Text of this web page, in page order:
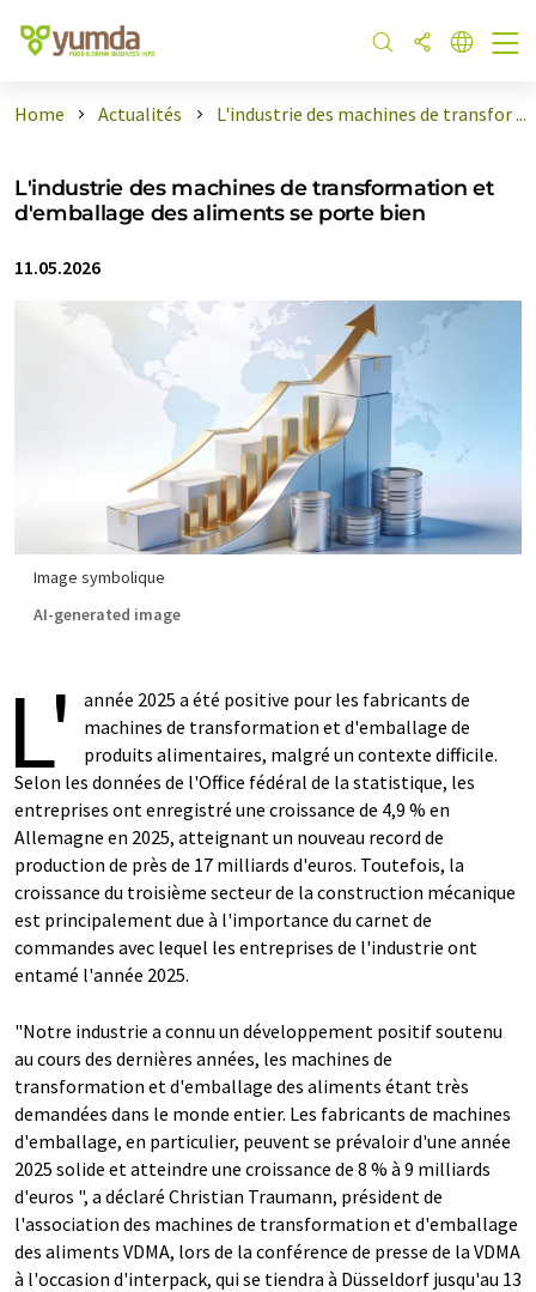
Home Actualités L'industrie des machines de transfor ...
L'industrie des machines de transformation et
d'emballage des aliments se porte bien
11.05.2026
Image symbolique
AI-generated image
L'
année 2025 a été positive pour les fabricants de
machines de transformation et d'emballage de
produits alimentaires, malgré un contexte difficile.
Selon les données de l'Office fédéral de la statistique, les
entreprises ont enregistré une croissance de 4,9 % en
Allemagne en 2025, atteignant un nouveau record de
production de près de 17 milliards d'euros. Toutefois, la
croissance du troisième secteur de la construction mécanique
est principalement due à l'importance du carnet de
commandes avec lequel les entreprises de l'industrie ont
entamé l'année 2025.
"Notre industrie a connu un développement positif soutenu
au cours des dernières années, les machines de
transformation et d'emballage des aliments étant très
demandées dans le monde entier. Les fabricants de machines
d'emballage, en particulier, peuvent se prévaloir d'une année
2025 solide et atteindre une croissance de 8 % à 9 milliards
d'euros ", a déclaré Christian Traumann, président de
l'association des machines de transformation et d'emballage
des aliments VDMA, lors de la conférence de presse de la VDMA
à l'occasion d'interpack, qui se tiendra à Düsseldorf jusqu'au 13